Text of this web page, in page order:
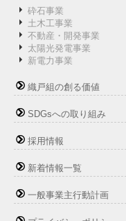
砕石事業
土木工事業
不動産・開発事業
太陽光発電事業
新電力事業
織戸組の創る価値
SDGsへの取り組み
採用情報
新着情報一覧
一般事業主行動計画